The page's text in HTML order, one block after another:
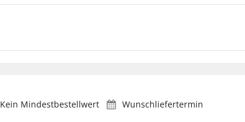
Kein Mindestbestellwert Wunschliefertermin